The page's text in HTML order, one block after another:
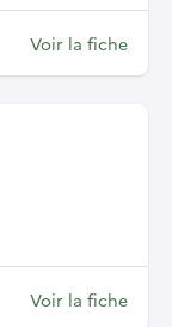
Voir la fiche
Voir la fiche